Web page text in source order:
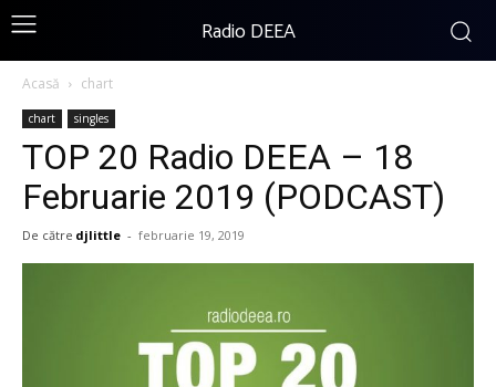
Radio DEEA
Acasă chart
chart singles
TOP 20 Radio DEEA – 18
Februarie 2019 (PODCAST)
De către djlittle - februarie 19, 2019